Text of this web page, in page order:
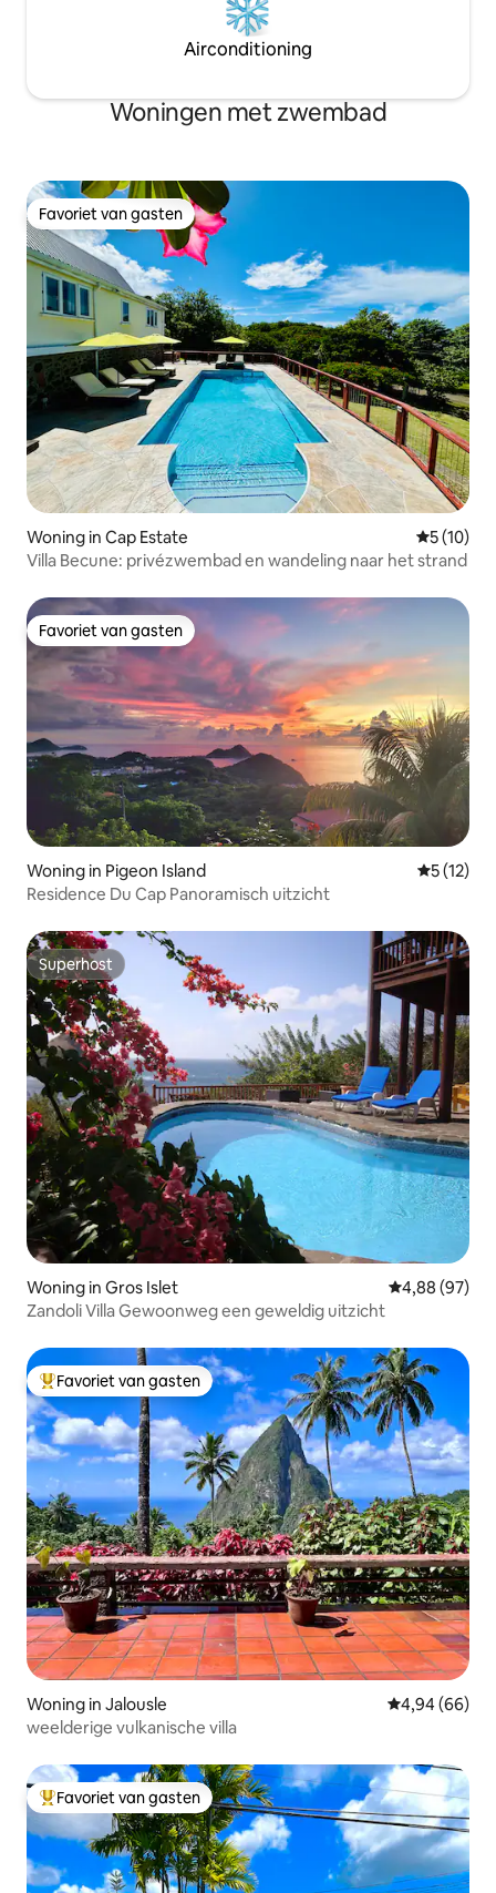
Airconditioning
Woningen met zwembad
Favoriet van gasten
Favoriet van gasten
Woning in Cap Estate
5 (10)
Villa Becune: privézwembad en wandeling naar het strand
Favoriet van gasten
Favoriet van gasten
Woning in Pigeon Island
5 (12)
Residence Du Cap Panoramisch uitzicht
Superhost
Superhost
Woning in Gros Islet Gemiddelde
4,88 (97)
Zandoli Villa Gewoonweg een geweldig uitzicht
Topfavoriet van gasten
Favoriet van gasten
Woning in Jalousle Gemiddelde
4,94 (66)
weelderige vulkanische villa
Topfavoriet van gasten
Favoriet van gasten